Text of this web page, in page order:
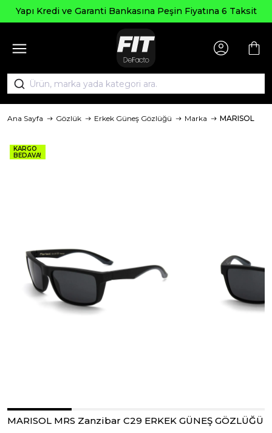
Yapı Kredi ve Garanti Bankasına Peşin Fiyatına 6 Taksit
Ana Sayfa Gözlük Erkek Güneş Gözlüğü Marka MARISOL
KARGO
BEDAVA!
MARISOL MRS Zanzibar C29 ERKEK GÜNEŞ GÖZLÜĞÜ